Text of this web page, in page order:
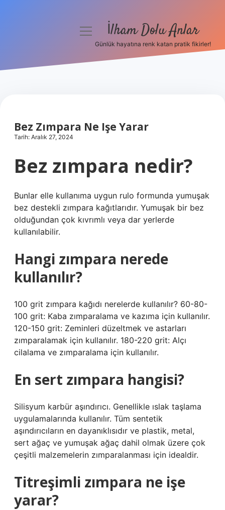
Hakkımızda
menüyü İlham Dolu Anlar
Günlük hayatına renk katan pratik fikirler!
Bez Zımpara Ne Işe Yarar
Tarih: Aralık 27, 2024
Bez zımpara nedir?
Bunlar elle kullanıma uygun rulo formunda yumuşak
bez destekli zımpara kağıtlarıdır. Yumuşak bir bez
olduğundan çok kıvrımlı veya dar yerlerde
kullanılabilir.
Hangi zımpara nerede
kullanılır?
100 grit zımpara kağıdı nerelerde kullanılır? 60-80-
100 grit: Kaba zımparalama ve kazıma için kullanılır.
120-150 grit: Zeminleri düzeltmek ve astarları
zımparalamak için kullanılır. 180-220 grit: Alçı
cilalama ve zımparalama için kullanılır.
En sert zımpara hangisi?
Silisyum karbür aşındırıcı. Genellikle ıslak taşlama
uygulamalarında kullanılır. Tüm sentetik
aşındırıcıların en dayanıklısıdır ve plastik, metal,
sert ağaç ve yumuşak ağaç dahil olmak üzere çok
çeşitli malzemelerin zımparalanması için idealdir.
Titreşimli zımpara ne işe
yarar?